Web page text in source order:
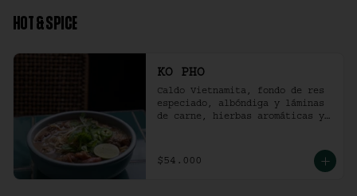
HOT & SPICE
KO PHO
Caldo Vietnamita, fondo de res
especiado, albóndiga y láminas
de carne, hierbas aromáticas y
$54.000